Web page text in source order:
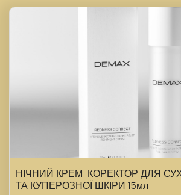
НІЧНИЙ КРЕМ-КОРЕКТОР ДЛЯ
ТА КУПЕРОЗНОЇ ШКІРИ 15мл